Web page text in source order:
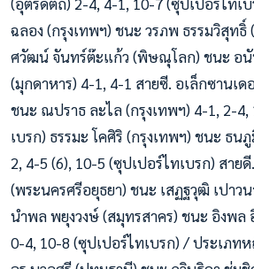
ฉลอง (กรุงเทพฯ) ชนะ วรภพ ธรรมวิสุท
ศวัฒน์ จันทร์ต๊ะแก้ว (พิษณุโลก) ชนะ อนั
(มุกดาหาร) 4-1, 4-1 สายซี. อเล็กซานเ
ชนะ ณปราธ ละไล (กรุงเทพฯ) 4-1, 2-4,
เบรก) ธรรมะ โคศิริ (กรุงเทพฯ) ชนะ ธน
2, 4-5 (6), 10-5 (ซุปเปอร์ไทเบรก) สาย
(พระนครศรีอยุธยา) ชนะ เสฏฐวุฒิ เปาว
นำพล พยุงวงษ์ (สมุทรสาคร) ชนะ อิงพ
0-4, 10-8 (ซุปเปอร์ไทเบรก) / ประเภท